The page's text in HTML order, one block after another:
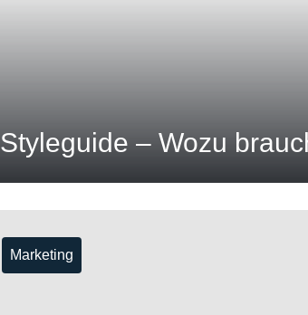
Styleguide – Wozu
Marketing